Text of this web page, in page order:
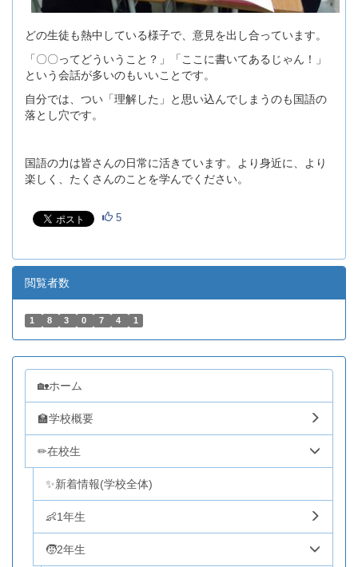
どの生徒も熱中している様子で、意見を出し合っています。
「〇〇ってどういうこと？」「ここに書いてあるじゃん！」
という会話が多いのもいいことです。
自分では、つい「理解した」と思い込んでしまうのも国語の
落とし穴です。
国語の力は皆さんの日常に活きています。より身近に、より
楽しく、たくさんのことを学んでください。
5
閲覧者数
1 8 3 0 7 4 1
🏡ホーム
🏫学校概要
✏在校生
✨新着情報(学校全体)
👶1年生
🧒2年生